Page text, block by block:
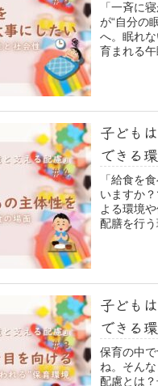
「一斉に
が“自分の
へ。眠れ
育まれる午
子ども
できる
「給食を
いますか
よる環境
配膳を行
子ども
できる
保育の中
ね。そん
配慮とは